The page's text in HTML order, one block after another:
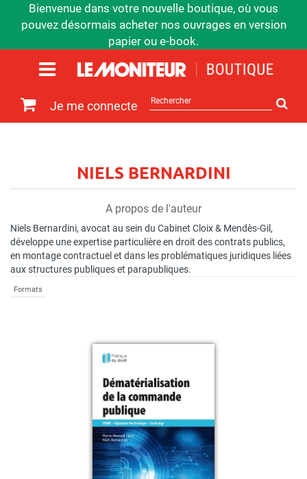
Bienvenue dans votre nouvelle boutique, où vous
pouvez désormais acheter nos ouvrages en version
papier ou e-book.
Je me connecte
sur
le
NIELS BERNARDINI
A propos de l'auteur
Niels Bernardini, avocat au sein du Cabinet Cloix & Mendès-Gil,
développe une expertise particulière en droit des contrats publics,
en montage contractuel et dans les problématiques juridiques liées
aux structures publiques et parapubliques.
Formats